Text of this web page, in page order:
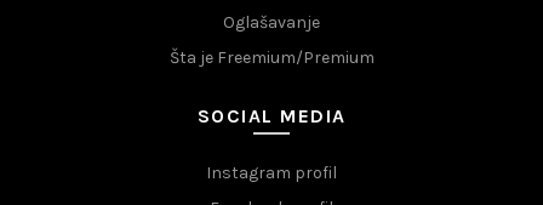
Oglašavanje
Šta je Freemium/Premium
SOCIAL MEDIA
Instagram profil